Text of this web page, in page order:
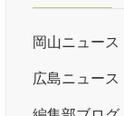
岡山ニュース
広島ニュース